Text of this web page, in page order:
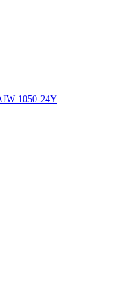
1050-24Y